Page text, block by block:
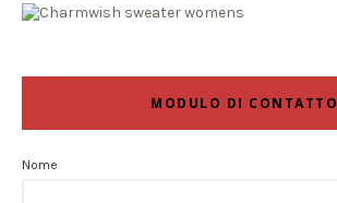
MODULO DI CONTATTO
Nome